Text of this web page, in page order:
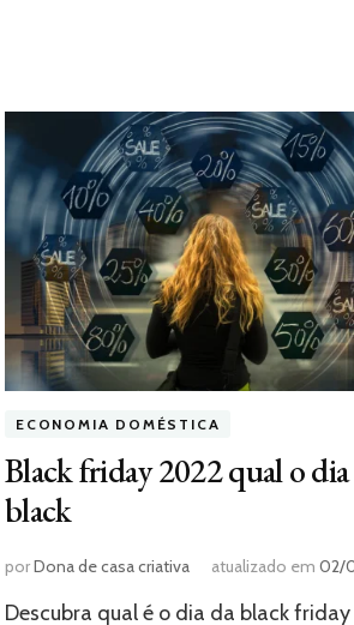
ECONOMIA DOMÉSTICA
Black friday 2022 qual o
black
porDona de casa criativa atualizado em 02/
Descubra qual é o dia da black friday